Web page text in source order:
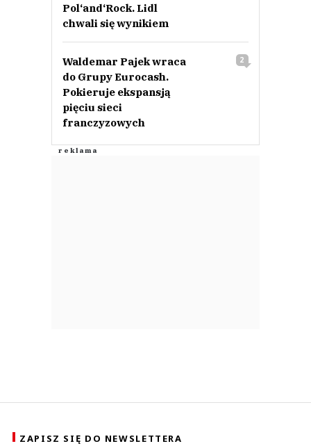
Pol‘and‘Rock. Lidl
chwali się wynikiem
Waldemar Pajek wraca
do Grupy Eurocash.
Pokieruje ekspansją
pięciu sieci
franczyzowych
2
ZAPISZ SIĘ DO NEWSLETTERA